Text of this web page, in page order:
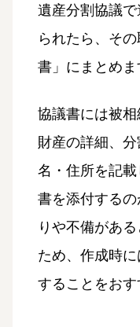
遺産分割協議
られたら、そ
書」にまとめま
協議書には被
財産の詳細、
名・住所を記
書を添付する
りや不備があ
ため、作成時
することをおす